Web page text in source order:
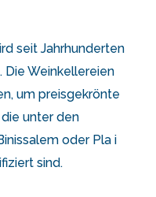
seit Jahrhunderten
Weinkellereien
um preisgekrönte
unter den
oder Pla i
sind.